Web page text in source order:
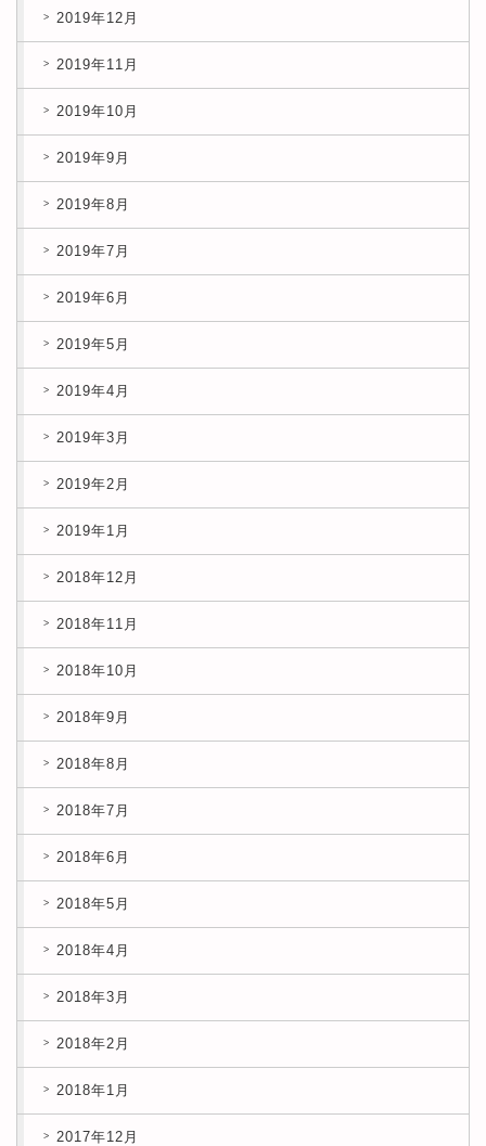
2019年12月
2019年11月
2019年10月
2019年9月
2019年8月
2019年7月
2019年6月
2019年5月
2019年4月
2019年3月
2019年2月
2019年1月
2018年12月
2018年11月
2018年10月
2018年9月
2018年8月
2018年7月
2018年6月
2018年5月
2018年4月
2018年3月
2018年2月
2018年1月
2017年12月